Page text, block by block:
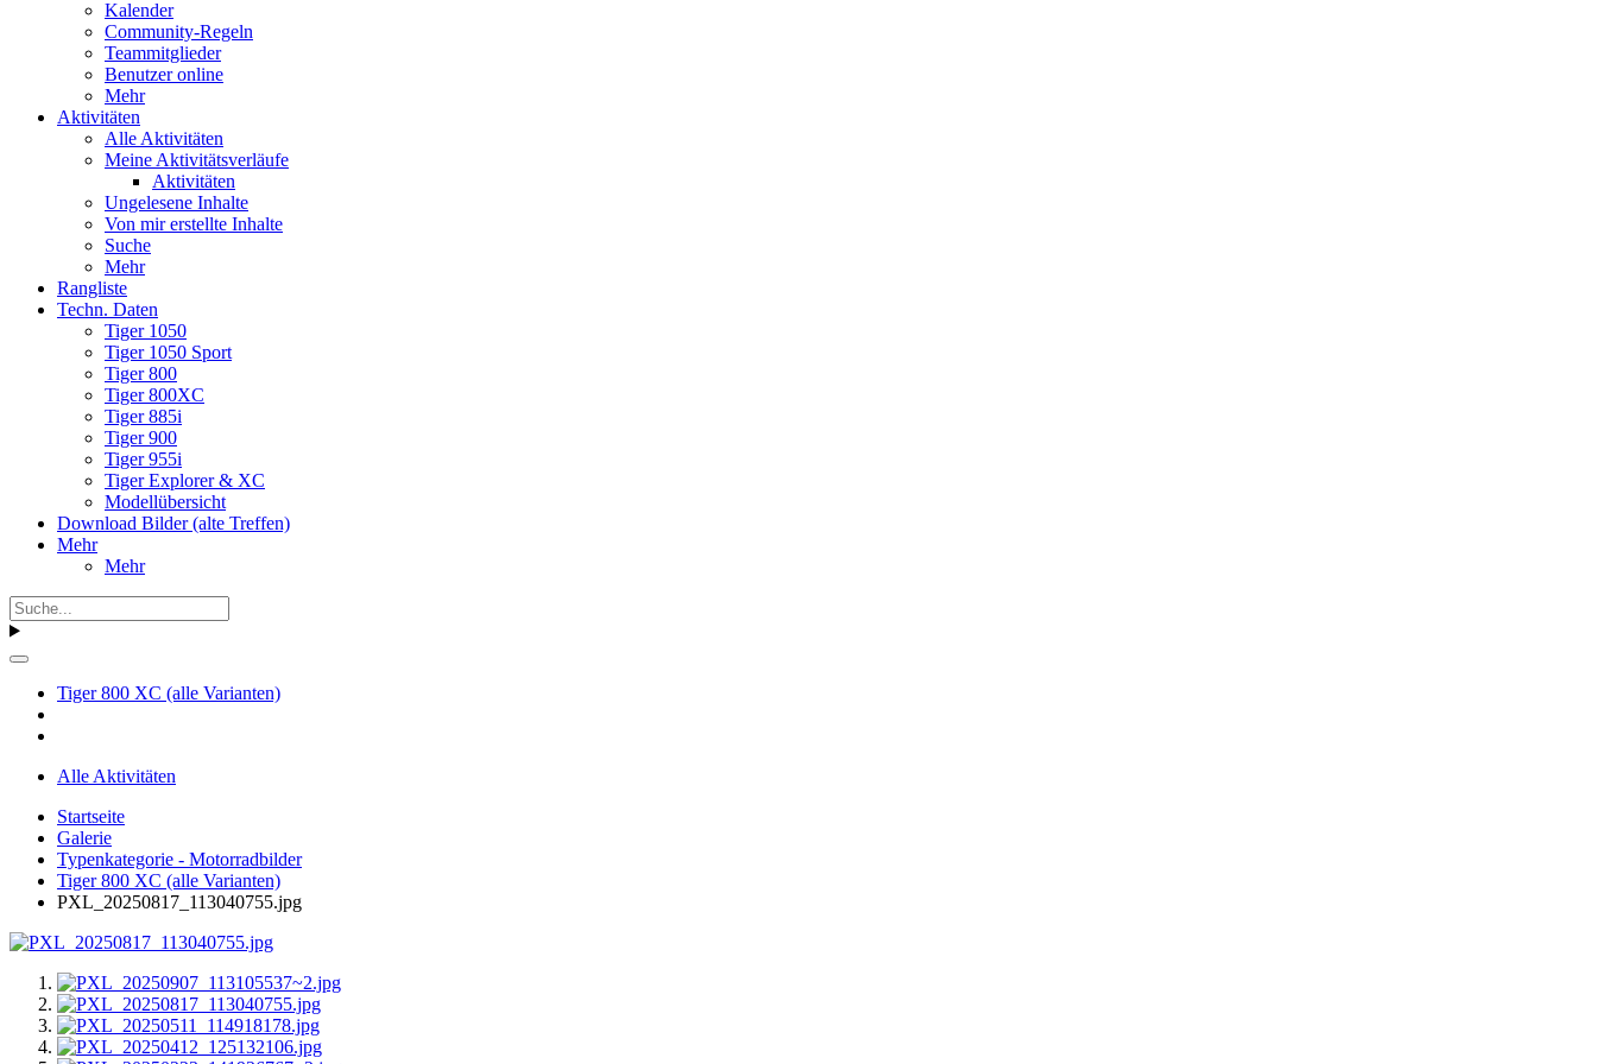
Kalender
Community-Regeln
Teammitglieder
Benutzer online
Mehr
Aktivitäten
Alle Aktivitäten
Meine Aktivitätsverläufe
Aktivitäten
Ungelesene Inhalte
Von mir erstellte Inhalte
Suche
Mehr
Rangliste
Techn. Daten
Tiger 1050
Tiger 1050 Sport
Tiger 800
Tiger 800XC
Tiger 885i
Tiger 900
Tiger 955i
Tiger Explorer & XC
Modellübersicht
Download Bilder (alte Treffen)
Mehr
Mehr
Tiger 800 XC (alle Varianten)
Alle Aktivitäten
Startseite
Galerie
Typenkategorie - Motorradbilder
Tiger 800 XC (alle Varianten)
PXL_20250817_113040755.jpg